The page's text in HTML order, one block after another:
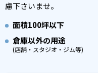
慮下さいませ。
面積100坪以下
倉庫以外の用途
(店舗・スタジオ・ジム等)